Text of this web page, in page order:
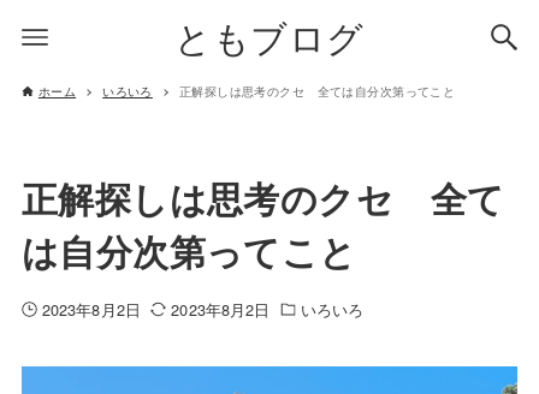
ともブログ
ホーム いろいろ 正解探しは思考のクセ 全ては自分次第ってこと
正解探しは思考のクセ 全て
は自分次第ってこと
2023年8月2日 2023年8月2日 いろいろ